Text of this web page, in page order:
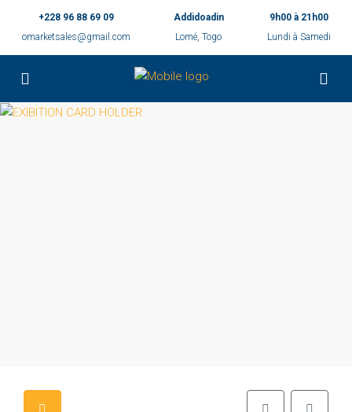
+228 96 88 69 09
omarketsales@gmail.com
Addidoadin
Lomé, Togo
9h00 à 21h00
Lundi à Samedi